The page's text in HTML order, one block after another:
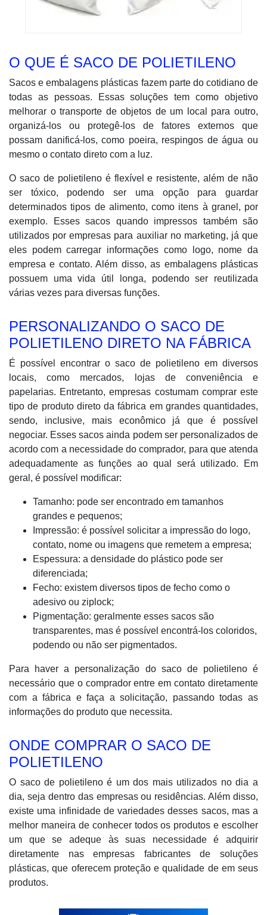
O QUE É SACO DE POLIETILENO
Sacos e embalagens plásticas fazem parte do cotidiano de
todas as pessoas. Essas soluções tem como objetivo
melhorar o transporte de objetos de um local para outro,
organizá-los ou protegê-los de fatores externos que
possam danificá-los, como poeira, respingos de água ou
mesmo o contato direto com a luz.
O saco de polietileno é flexível e resistente, além de não
ser tóxico, podendo ser uma opção para guardar
determinados tipos de alimento, como itens à granel, por
exemplo. Esses sacos quando impressos também são
utilizados por empresas para auxiliar no marketing, já que
eles podem carregar informações como logo, nome da
empresa e contato. Além disso, as embalagens plásticas
possuem uma vida útil longa, podendo ser reutilizada
várias vezes para diversas funções.
PERSONALIZANDO O SACO DE
POLIETILENO DIRETO NA FÁBRICA
É possível encontrar o saco de polietileno em diversos
locais, como mercados, lojas de conveniência e
papelarias. Entretanto, empresas costumam comprar este
tipo de produto direto da fábrica em grandes quantidades,
sendo, inclusive, mais econômico já que é possível
negociar. Esses sacos ainda podem ser personalizados de
acordo com a necessidade do comprador, para que atenda
adequadamente as funções ao qual será utilizado. Em
geral, é possível modificar:
Tamanho: pode ser encontrado em tamanhos
grandes e pequenos;
Impressão: é possível solicitar a impressão do logo,
contato, nome ou imagens que remetem a empresa;
Espessura: a densidade do plástico pode ser
diferenciada;
Fecho: existem diversos tipos de fecho como o
adesivo ou ziplock;
Pigmentação: geralmente esses sacos são
transparentes, mas é possível encontrá-los coloridos,
podendo ou não ser pigmentados.
Para haver a personalização do saco de polietileno é
necessário que o comprador entre em contato diretamente
com a fábrica e faça a solicitação, passando todas as
informações do produto que necessita.
ONDE COMPRAR O SACO DE
POLIETILENO
O saco de polietileno é um dos mais utilizados no dia a
dia, seja dentro das empresas ou residências. Além disso,
existe uma infinidade de variedades desses sacos, mas a
melhor maneira de conhecer todos os produtos e escolher
um que se adeque às suas necessidade é adquirir
diretamente nas empresas fabricantes de soluções
plásticas, que oferecem proteção e qualidade de em seus
produtos.